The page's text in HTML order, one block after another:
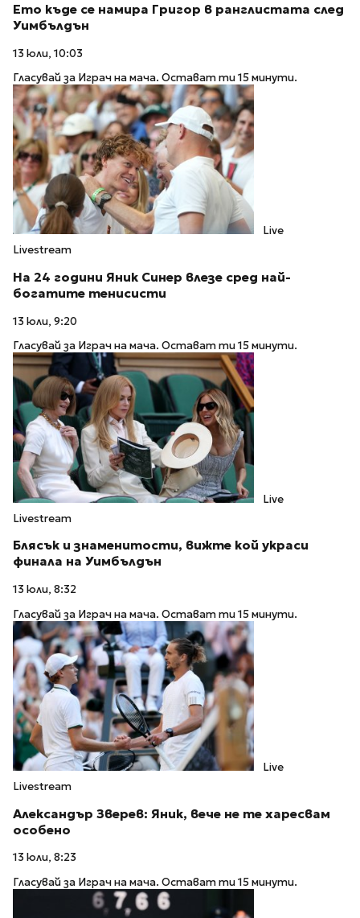
Ето къде се намира Григор в ранглистата след
Уимбълдън
13 юли, 10:03
Гласувай за Играч на мача. Остават ти 15 минути.
Live
Livestream
На 24 години Яник Синер влезе сред най-
богатите тенисисти
13 юли, 9:20
Гласувай за Играч на мача. Остават ти 15 минути.
Live
Livestream
Блясък и знаменитости, вижте кой украси
финала на Уимбълдън
13 юли, 8:32
Гласувай за Играч на мача. Остават ти 15 минути.
Live
Livestream
Александър Зверев: Яник, вече не те харесвам
особено
13 юли, 8:23
Гласувай за Играч на мача. Остават ти 15 минути.